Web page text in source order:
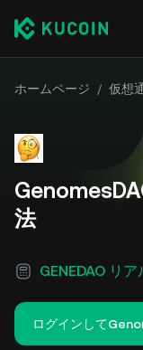
ホームページ / 仮想
法
GENEDAO リ
ログインして